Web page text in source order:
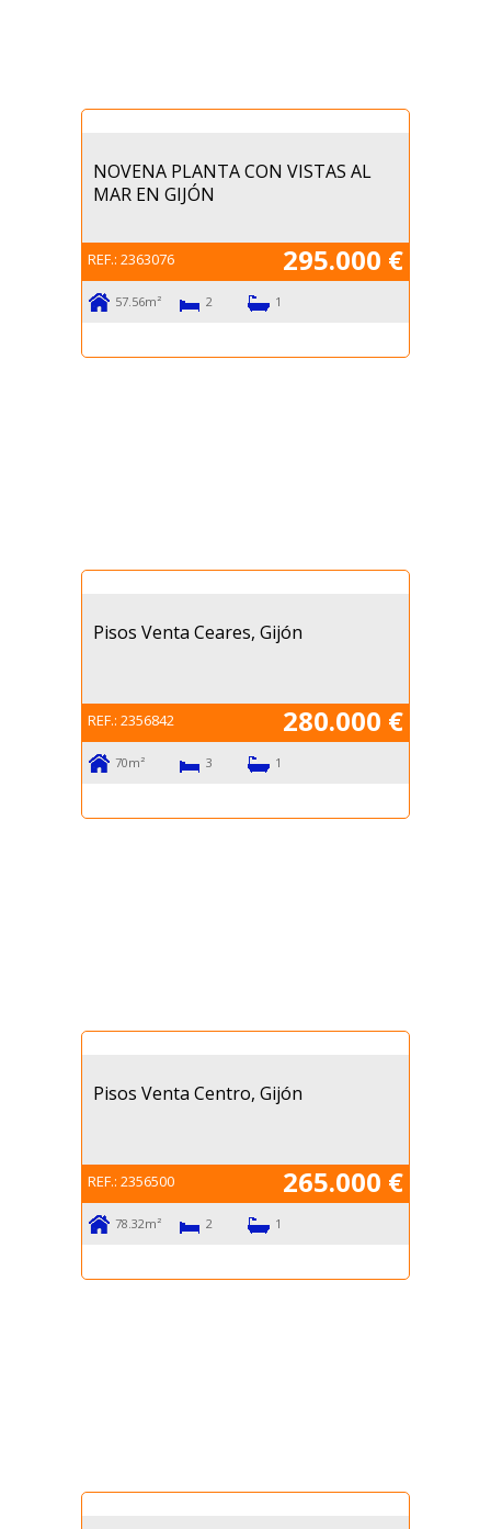
NOVENA PLANTA CON VISTAS AL
MAR EN GIJÓN
REF.: 2363076 295.000 €
57.56m² 2 1
Pisos Venta Ceares, Gijón
REF.: 2356842 280.000 €
70m² 3 1
Pisos Venta Centro, Gijón
REF.: 2356500 265.000 €
78.32m² 2 1